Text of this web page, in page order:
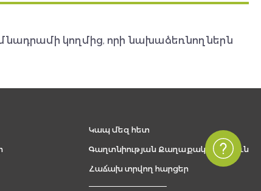
կողմից, որի նախաձեռնողներն
Կապ մեզ հետ
Գաղտնիության Քաղաքականություն
Հաճախ տրվող հարցեր